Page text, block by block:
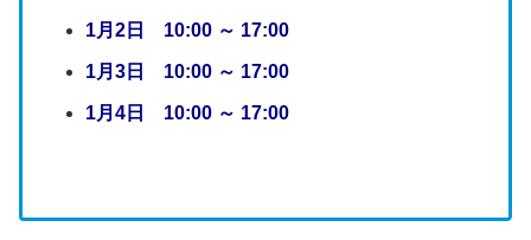
1月2日 10:00 ～ 17:00
1月3日 10:00 ～ 17:00
1月4日 10:00 ～ 17:00